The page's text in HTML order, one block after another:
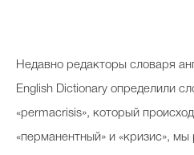
Недавно редакторы словаря
English Dictionary определили
«permacrisis», который
«перманентный» и «кризис»,